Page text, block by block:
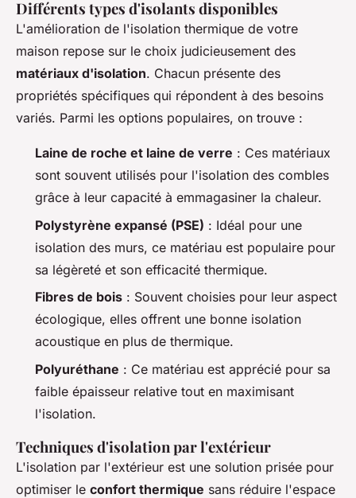
Différents types d'isolants disponibles
L'amélioration de l'isolation thermique de votre
maison repose sur le choix judicieusement des
matériaux d'isolation. Chacun présente des
propriétés spécifiques qui répondent à des besoins
variés. Parmi les options populaires, on trouve :
Laine de roche et laine de verre : Ces matériaux
sont souvent utilisés pour l'isolation des combles
grâce à leur capacité à emmagasiner la chaleur.
Polystyrène expansé (PSE) : Idéal pour une
isolation des murs, ce matériau est populaire pour
sa légèreté et son efficacité thermique.
Fibres de bois : Souvent choisies pour leur aspect
écologique, elles offrent une bonne isolation
acoustique en plus de thermique.
Polyuréthane : Ce matériau est apprécié pour sa
faible épaisseur relative tout en maximisant
l'isolation.
Techniques d'isolation par l'extérieur
L'isolation par l'extérieur est une solution prisée pour
optimiser le confort thermique sans réduire l'espace